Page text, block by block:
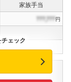
家族手当
???,???円
決算賞与
ェック